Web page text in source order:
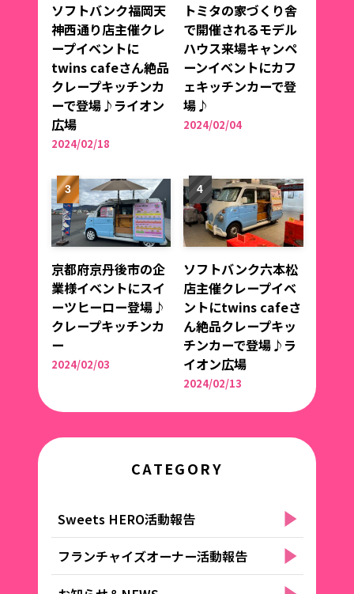
ソフトバンク福岡天
神西通り店主催クレ
ープイベントに
twins cafeさん絶品
クレープキッチンカ
ーで登場♪ライオン
広場
2024/02/18
トミタの家づくり舎
で開催されるモデル
ハウス来場キャンペ
ーンイベントにカフ
ェキッチンカーで登
場♪
2024/02/04
京都府京丹後市の企
業様イベントにスイ
ーツヒーロー登場♪
クレープキッチンカ
ー
2024/02/03
ソフトバンク六本松
店主催クレープイベ
ントにtwins cafeさ
ん絶品クレープキッ
チンカーで登場♪ラ
イオン広場
2024/02/13
CATEGORY
Sweets HERO活動報告
フランチャイズオーナー活動報告